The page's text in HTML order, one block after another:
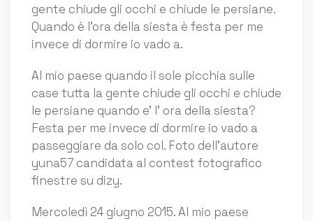
gente chiude gli occhi e chiude le persiane.
Quando è l'ora della siesta è festa per me
invece di dormire io vado a.
Al mio paese quando il sole picchia sulle
case tutta la gente chiude gli occhi e chiude
le persiane quando e’ l’ ora della siesta?
Festa per me invece di dormire io vado a
passeggiare da solo col. Foto dell'autore
yuna57 candidata al contest fotografico
finestre su dizy.
Mercoledì 24 giugno 2015. Al mio paese